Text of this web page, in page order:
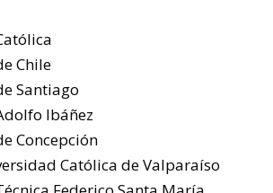
Chile
Santiago
Ibáñez
Concepción
Católica de Valparaíso